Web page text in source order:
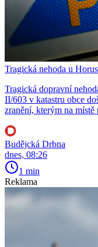
Tragická nehoda u
Tragická dopravní
II/603 v katastru obce
zranění, kterým na místě
Budějcká Drbna
dnes, 08:26
1 min
Reklama